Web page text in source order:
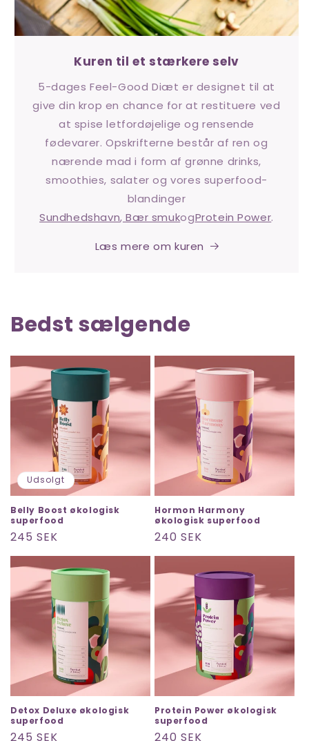
Kuren til et stærkere selv
5-dages Feel-Good Diæt er designet til at
give din krop en chance for at restituere ved
at spise letfordøjelige og rensende
fødevarer. Opskrifterne består af ren og
nærende mad i form af grønne drinks,
smoothies, salater og vores superfood-
blandinger
Sundhedshavn, Bær smukogProtein Power.
Læs mere om kuren
Bedst sælgende
Udsolgt
Belly Boost økologisk
superfood
Normalpris
245 SEK
Hormon Harmony
økologisk superfood
Normalpris
240 SEK
Detox Deluxe økologisk
superfood
Normalpris
245 SEK
Protein Power økologisk
superfood
Normalpris
240 SEK